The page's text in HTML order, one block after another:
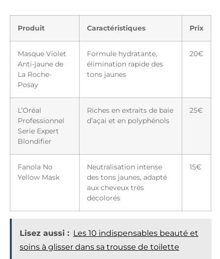
Produit Caractéristiques Prix
Masque Violet
Anti-jaune de
La Roche-
Posay
Formule hydratante,
élimination rapide des
tons jaunes
20€
L’Oréal
Professionnel
Serie Expert
Blondifier
Riches en extraits de baie
d’açai et en polyphénols
25€
Fanola No
Yellow Mask
Neutralisation intense
des tons jaunes, adapté
aux cheveux très
décolorés
15€
Lisez aussi : Les 10 indispensables beauté et
soins à glisser dans sa trousse de toilette